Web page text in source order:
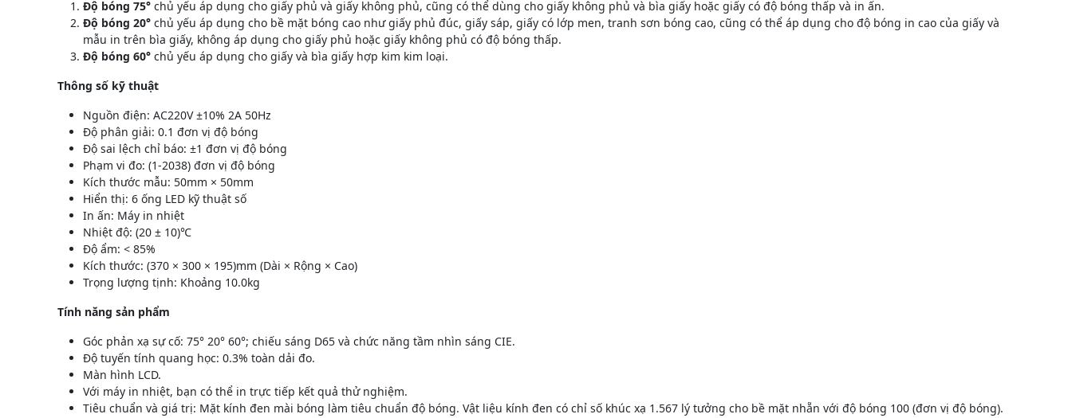
Độ bóng 75° chủ yếu áp dụng cho giấy phủ và giấy không phủ, cũng có thể dùng cho giấy không phủ và bìa giấy hoặc giấy có độ bóng thấp và in ấn.
Độ bóng 20° chủ yếu áp dụng cho bề mặt bóng cao như giấy phủ đúc, giấy sáp, giấy có lớp men, tranh sơn bóng cao, cũng có thể áp dụng cho độ bóng in cao của giấy và
mẫu in trên bìa giấy, không áp dụng cho giấy phủ hoặc giấy không phủ có độ bóng thấp.
Độ bóng 60° chủ yếu áp dụng cho giấy và bìa giấy hợp kim kim loại.
Thông số kỹ thuật
Nguồn điện: AC220V ±10% 2A 50Hz
Độ phân giải: 0.1 đơn vị độ bóng
Độ sai lệch chỉ báo: ±1 đơn vị độ bóng
Phạm vi đo: (1-2038) đơn vị độ bóng
Kích thước mẫu: 50mm × 50mm
Hiển thị: 6 ống LED kỹ thuật số
In ấn: Máy in nhiệt
Nhiệt độ: (20 ± 10)℃
Độ ẩm: < 85%
Kích thước: (370 × 300 × 195)mm (Dài × Rộng × Cao)
Trọng lượng tịnh: Khoảng 10.0kg
Tính năng sản phẩm
Góc phản xạ sự cố: 75° 20° 60°; chiếu sáng D65 và chức năng tầm nhìn sáng CIE.
Độ tuyến tính quang học: 0.3% toàn dải đo.
Màn hình LCD.
Với máy in nhiệt, bạn có thể in trực tiếp kết quả thử nghiệm.
Tiêu chuẩn và giá trị: Mặt kính đen mài bóng làm tiêu chuẩn độ bóng. Vật liệu kính đen có chỉ số khúc xạ 1.567 lý tưởng cho bề mặt nhẵn với độ bóng 100 (đơn vị độ bóng).